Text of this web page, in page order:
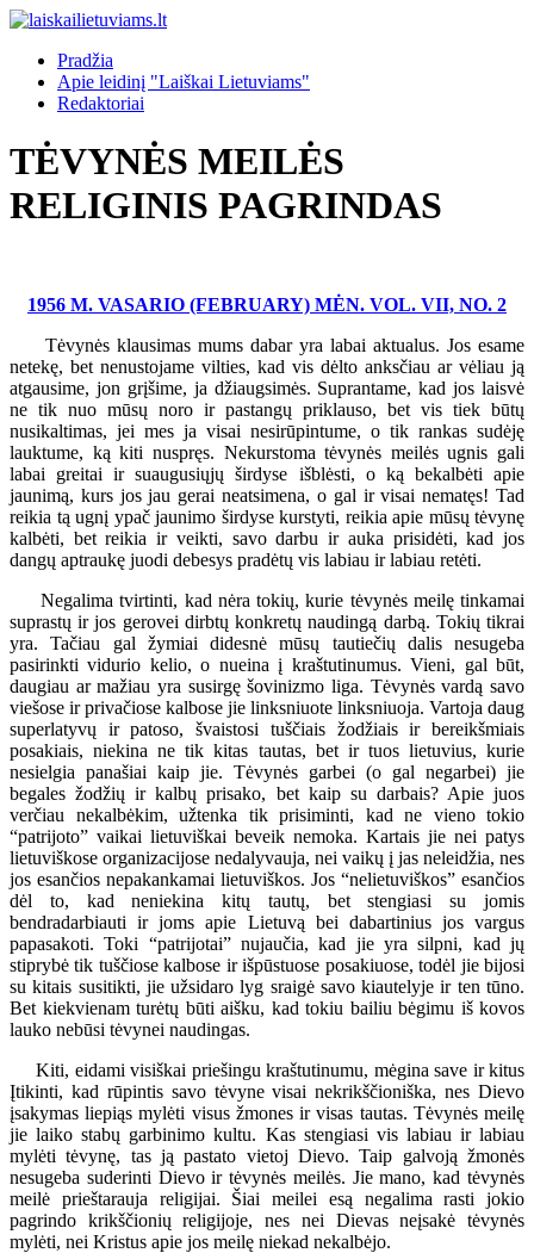
Pradžia
Apie leidinį "Laiškai Lietuviams"
Redaktoriai
TĖVYNĖS MEILĖS
RELIGINIS PAGRINDAS
1956 M. VASARIO (FEBRUARY) MĖN. VOL. VII, NO. 2
Tėvynės klausimas mums dabar yra labai aktualus. Jos esame
netekę, bet nenustojame vilties, kad vis dėlto anksčiau ar vėliau ją
atgausime, jon grįšime, ja džiaugsimės. Suprantame, kad jos laisvė
ne tik nuo mūsų noro ir pastangų priklauso, bet vis tiek būtų
nusikaltimas, jei mes ja visai nesirūpintume, o tik rankas sudėję
lauktume, ką kiti nuspręs. Nekurstoma tėvynės meilės ugnis gali
labai greitai ir suaugusiųjų širdyse išblėsti, o ką bekalbėti apie
jaunimą, kurs jos jau gerai neatsimena, o gal ir visai nematęs! Tad
reikia tą ugnį ypač jaunimo širdyse kurstyti, reikia apie mūsų tėvynę
kalbėti, bet reikia ir veikti, savo darbu ir auka prisidėti, kad jos
dangų aptraukę juodi debesys pradėtų vis labiau ir labiau retėti.
Negalima tvirtinti, kad nėra tokių, kurie tėvynės meilę tinkamai
suprastų ir jos gerovei dirbtų konkretų naudingą darbą. Tokių tikrai
yra. Tačiau gal žymiai didesnė mūsų tautiečių dalis nesugeba
pasirinkti vidurio kelio, o nueina į kraštutinumus. Vieni, gal būt,
daugiau ar mažiau yra susirgę šovinizmo liga. Tėvynės vardą savo
viešose ir privačiose kalbose jie linksniuote linksniuoja. Vartoja daug
superlatyvų ir patoso, švaistosi tuščiais žodžiais ir bereikšmiais
posakiais, niekina ne tik kitas tautas, bet ir tuos lietuvius, kurie
nesielgia panašiai kaip jie. Tėvynės garbei (o gal negarbei) jie
begales žodžių ir kalbų prisako, bet kaip su darbais? Apie juos
verčiau nekalbėkim, užtenka tik prisiminti, kad ne vieno tokio
“patrijoto” vaikai lietuviškai beveik nemoka. Kartais jie nei patys
lietuviškose organizacijose nedalyvauja, nei vaikų į jas neleidžia, nes
jos esančios nepakankamai lietuviškos. Jos “nelietuviškos” esančios
dėl to, kad neniekina kitų tautų, bet stengiasi su jomis
bendradarbiauti ir joms apie Lietuvą bei dabartinius jos vargus
papasakoti. Toki “patrijotai” nujaučia, kad jie yra silpni, kad jų
stiprybė tik tuščiose kalbose ir išpūstuose posakiuose, todėl jie bijosi
su kitais susitikti, jie užsidaro lyg sraigė savo kiautelyje ir ten tūno.
Bet kiekvienam turėtų būti aišku, kad tokiu bailiu bėgimu iš kovos
lauko nebūsi tėvynei naudingas.
Kiti, eidami visiškai priešingu kraštutinumu, mėgina save ir kitus
Įtikinti, kad rūpintis savo tėvyne visai nekrikščioniška, nes Dievo
įsakymas liepiąs mylėti visus žmones ir visas tautas. Tėvynės meilę
jie laiko stabų garbinimo kultu. Kas stengiasi vis labiau ir labiau
mylėti tėvynę, tas ją pastato vietoj Dievo. Taip galvoją žmonės
nesugeba suderinti Dievo ir tėvynės meilės. Jie mano, kad tėvynės
meilė prieštarauja religijai. Šiai meilei esą negalima rasti jokio
pagrindo krikščionių religijoje, nes nei Dievas neįsakė tėvynės
mylėti, nei Kristus apie jos meilę niekad nekalbėjo.